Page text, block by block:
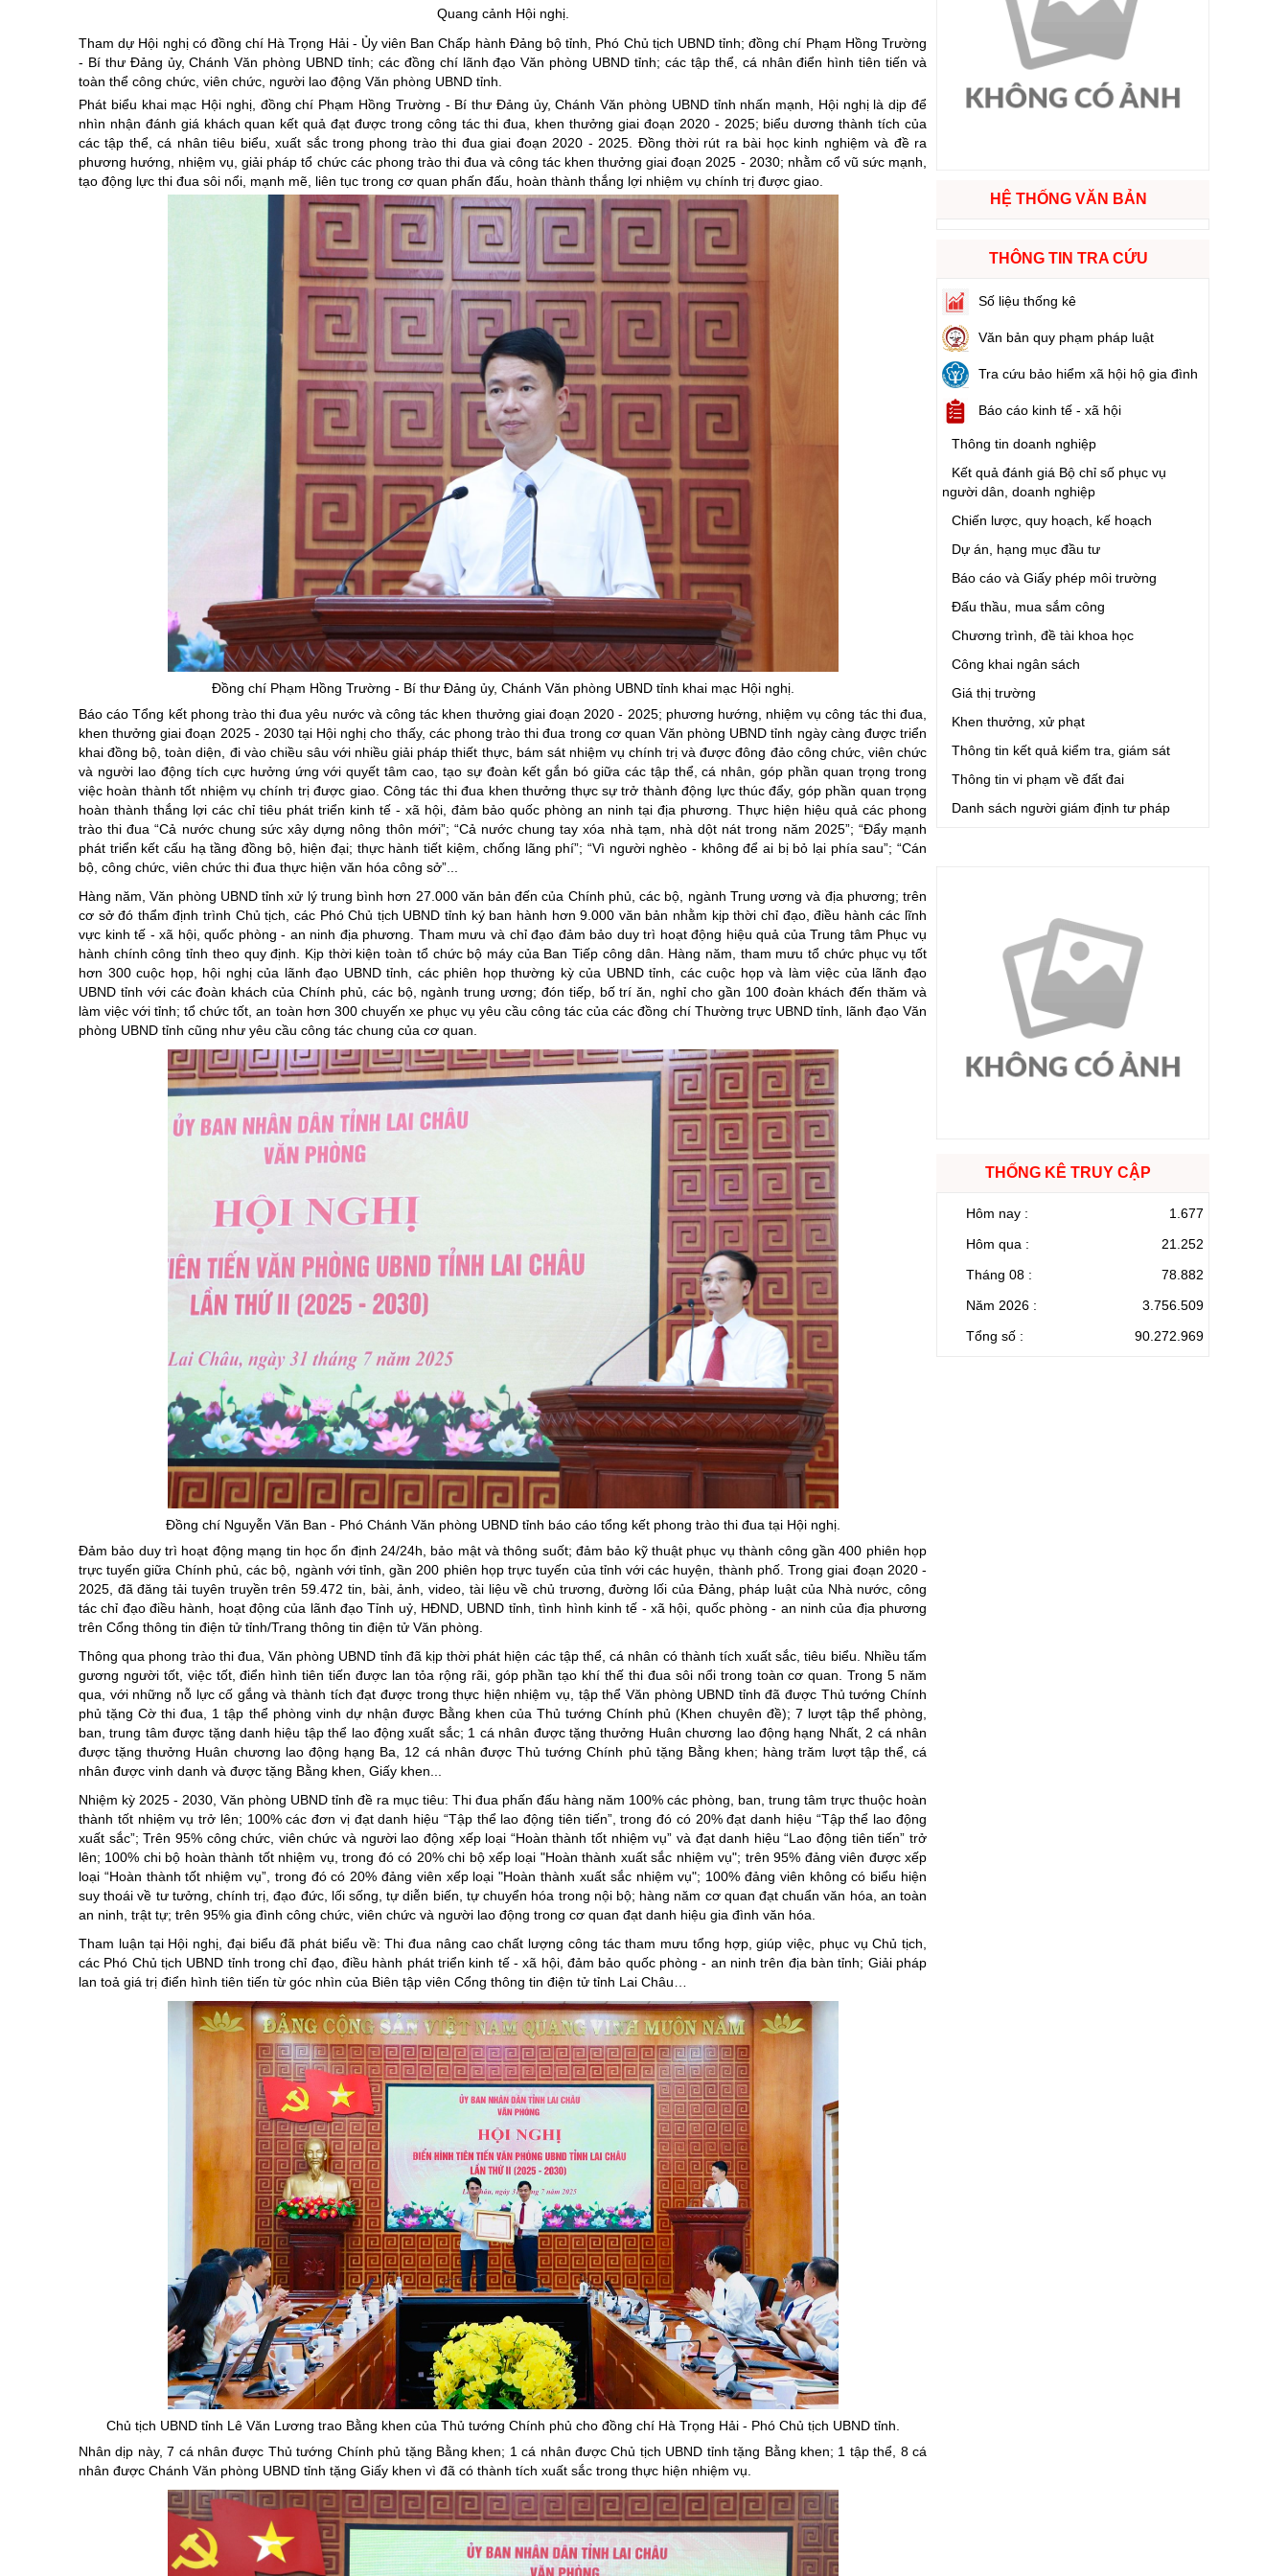
Chuyên đề tổng hợp
Đưa nghị quyết của Đảng vào cuộc sống
Bầu cử đại biểu Quốc hội khóa XVI và đại biểu Hội đồng nhân dân các cấp nhiệm kỳ 2026 - 2031
Đại hội Đảng các cấp
Gia đình hạnh phúc bền vững
An toàn thông tin
Thông tin biên giới
Người Việt Nam ưu tiên dùng hàng Việt Nam
Điểm báo
Phóng sự ảnh
Chuyên mục khác
Quang cảnh Hội nghị.
Tham dự Hội nghị có đồng chí Hà Trọng Hải - Ủy viên Ban Chấp hành Đảng bộ tỉnh, Phó Chủ tịch UBND tỉnh; đồng chí Phạm Hồng Trường
- Bí thư Đảng ủy, Chánh Văn phòng UBND tỉnh; các đồng chí lãnh đạo Văn phòng UBND tỉnh; các tập thể, cá nhân điển hình tiên tiến và
toàn thể công chức, viên chức, người lao động Văn phòng UBND tỉnh.
Phát biểu khai mạc Hội nghị, đồng chí Phạm Hồng Trường - Bí thư Đảng ủy, Chánh Văn phòng UBND tỉnh nhấn mạnh, Hội nghị là dịp để
nhìn nhận đánh giá khách quan kết quả đạt được trong công tác thi đua, khen thưởng giai đoạn 2020 - 2025; biểu dương thành tích của
các tập thể, cá nhân tiêu biểu, xuất sắc trong phong trào thi đua giai đoạn 2020 - 2025. Đồng thời rút ra bài học kinh nghiệm và đề ra
phương hướng, nhiệm vụ, giải pháp tổ chức các phong trào thi đua và công tác khen thưởng giai đoạn 2025 - 2030; nhằm cổ vũ sức mạnh,
tạo động lực thi đua sôi nổi, mạnh mẽ, liên tục trong cơ quan phấn đấu, hoàn thành thắng lợi nhiệm vụ chính trị được giao.
Đồng chí Phạm Hồng Trường - Bí thư Đảng ủy, Chánh Văn phòng UBND tỉnh khai mạc Hội nghị.
Báo cáo Tổng kết phong trào thi đua yêu nước và công tác khen thưởng giai đoạn 2020 - 2025; phương hướng, nhiệm vụ công tác thi đua,
khen thưởng giai đoạn 2025 - 2030 tại Hội nghị cho thấy, các phong trào thi đua trong cơ quan Văn phòng UBND tỉnh ngày càng được triển
khai đồng bộ, toàn diện, đi vào chiều sâu với nhiều giải pháp thiết thực, bám sát nhiệm vụ chính trị và được đông đảo công chức, viên chức
và người lao động tích cực hưởng ứng với quyết tâm cao, tạo sự đoàn kết gắn bó giữa các tập thể, cá nhân, góp phần quan trọng trong
việc hoàn thành tốt nhiệm vụ chính trị được giao. Công tác thi đua khen thưởng thực sự trở thành động lực thúc đẩy, góp phần quan trọng
hoàn thành thắng lợi các chỉ tiêu phát triển kinh tế - xã hội, đảm bảo quốc phòng an ninh tại địa phương. Thực hiện hiệu quả các phong
trào thi đua “Cả nước chung sức xây dựng nông thôn mới”; “Cả nước chung tay xóa nhà tạm, nhà dột nát trong năm 2025”; “Đẩy mạnh
phát triển kết cấu hạ tầng đồng bộ, hiện đại; thực hành tiết kiệm, chống lãng phí”; “Vì người nghèo - không để ai bị bỏ lại phía sau”; “Cán
bộ, công chức, viên chức thi đua thực hiện văn hóa công sở”...
Hàng năm, Văn phòng UBND tỉnh xử lý trung bình hơn 27.000 văn bản đến của Chính phủ, các bộ, ngành Trung ương và địa phương; trên
cơ sở đó thẩm định trình Chủ tịch, các Phó Chủ tịch UBND tỉnh ký ban hành hơn 9.000 văn bản nhằm kịp thời chỉ đạo, điều hành các lĩnh
vực kinh tế - xã hội, quốc phòng - an ninh địa phương. Tham mưu và chỉ đạo đảm bảo duy trì hoạt động hiệu quả của Trung tâm Phục vụ
hành chính công tỉnh theo quy định. Kịp thời kiện toàn tổ chức bộ máy của Ban Tiếp công dân. Hàng năm, tham mưu tổ chức phục vụ tốt
hơn 300 cuộc họp, hội nghị của lãnh đạo UBND tỉnh, các phiên họp thường kỳ của UBND tỉnh, các cuộc họp và làm việc của lãnh đạo
UBND tỉnh với các đoàn khách của Chính phủ, các bộ, ngành trung ương; đón tiếp, bố trí ăn, nghỉ cho gần 100 đoàn khách đến thăm và
làm việc với tỉnh; tổ chức tốt, an toàn hơn 300 chuyến xe phục vụ yêu cầu công tác của các đồng chí Thường trực UBND tỉnh, lãnh đạo Văn
phòng UBND tỉnh cũng như yêu cầu công tác chung của cơ quan.
Đồng chí Nguyễn Văn Ban - Phó Chánh Văn phòng UBND tỉnh báo cáo tổng kết phong trào thi đua tại Hội nghị.
Đảm bảo duy trì hoạt động mạng tin học ổn định 24/24h, bảo mật và thông suốt; đảm bảo kỹ thuật phục vụ thành công gần 400 phiên họp
trực tuyến giữa Chính phủ, các bộ, ngành với tỉnh, gần 200 phiên họp trực tuyến của tỉnh với các huyện, thành phố. Trong giai đoạn 2020 -
2025, đã đăng tải tuyên truyền trên 59.472 tin, bài, ảnh, video, tài liệu về chủ trương, đường lối của Đảng, pháp luật của Nhà nước, công
tác chỉ đạo điều hành, hoạt động của lãnh đạo Tỉnh uỷ, HĐND, UBND tỉnh, tình hình kinh tế - xã hội, quốc phòng - an ninh của địa phương
trên Cổng thông tin điện tử tỉnh/Trang thông tin điện tử Văn phòng.
Thông qua phong trào thi đua, Văn phòng UBND tỉnh đã kịp thời phát hiện các tập thể, cá nhân có thành tích xuất sắc, tiêu biểu. Nhiều tấm
gương người tốt, việc tốt, điển hình tiên tiến được lan tỏa rộng rãi, góp phần tạo khí thế thi đua sôi nổi trong toàn cơ quan. Trong 5 năm
qua, với những nỗ lực cố gắng và thành tích đạt được trong thực hiện nhiệm vụ, tập thể Văn phòng UBND tỉnh đã được Thủ tướng Chính
phủ tặng Cờ thi đua, 1 tập thể phòng vinh dự nhận được Bằng khen của Thủ tướng Chính phủ (Khen chuyên đề); 7 lượt tập thể phòng,
ban, trung tâm được tặng danh hiệu tập thể lao động xuất sắc; 1 cá nhân được tặng thưởng Huân chương lao động hạng Nhất, 2 cá nhân
được tặng thưởng Huân chương lao động hạng Ba, 12 cá nhân được Thủ tướng Chính phủ tặng Bằng khen; hàng trăm lượt tập thể, cá
nhân được vinh danh và được tặng Bằng khen, Giấy khen...
Nhiệm kỳ 2025 - 2030, Văn phòng UBND tỉnh đề ra mục tiêu: Thi đua phấn đấu hàng năm 100% các phòng, ban, trung tâm trực thuộc hoàn
thành tốt nhiệm vụ trở lên; 100% các đơn vị đạt danh hiệu “Tập thể lao động tiên tiến”, trong đó có 20% đạt danh hiệu “Tập thể lao động
xuất sắc”; Trên 95% công chức, viên chức và người lao động xếp loại “Hoàn thành tốt nhiệm vụ” và đạt danh hiệu “Lao động tiên tiến” trở
lên; 100% chi bộ hoàn thành tốt nhiệm vụ, trong đó có 20% chi bộ xếp loại "Hoàn thành xuất sắc nhiệm vụ"; trên 95% đảng viên được xếp
loại “Hoàn thành tốt nhiệm vụ”, trong đó có 20% đảng viên xếp loại "Hoàn thành xuất sắc nhiệm vụ"; 100% đảng viên không có biểu hiện
suy thoái về tư tưởng, chính trị, đạo đức, lối sống, tự diễn biến, tự chuyển hóa trong nội bộ; hàng năm cơ quan đạt chuẩn văn hóa, an toàn
an ninh, trật tự; trên 95% gia đình công chức, viên chức và người lao động trong cơ quan đạt danh hiệu gia đình văn hóa.
Tham luận tại Hội nghị, đại biểu đã phát biểu về: Thi đua nâng cao chất lượng công tác tham mưu tổng hợp, giúp việc, phục vụ Chủ tịch,
các Phó Chủ tịch UBND tỉnh trong chỉ đạo, điều hành phát triển kinh tế - xã hội, đảm bảo quốc phòng - an ninh trên địa bàn tỉnh; Giải pháp
lan toả giá trị điển hình tiên tiến từ góc nhìn của Biên tập viên Cổng thông tin điện tử tỉnh Lai Châu…
Chủ tịch UBND tỉnh Lê Văn Lương trao Bằng khen của Thủ tướng Chính phủ cho đồng chí Hà Trọng Hải - Phó Chủ tịch UBND tỉnh.
Nhân dịp này, 7 cá nhân được Thủ tướng Chính phủ tặng Bằng khen; 1 cá nhân được Chủ tịch UBND tỉnh tặng Bằng khen; 1 tập thể, 8 cá
nhân được Chánh Văn phòng UBND tỉnh tặng Giấy khen vì đã có thành tích xuất sắc trong thực hiện nhiệm vụ.
HỆ THỐNG VĂN BẢN
THÔNG TIN TRA CỨU
Số liệu thống kê
Văn bản quy phạm pháp luật
Tra cứu bảo hiểm xã hội hộ gia đình
Báo cáo kinh tế - xã hội
Thông tin doanh nghiệp
Kết quả đánh giá Bộ chỉ số phục vụ
người dân, doanh nghiệp
Chiến lược, quy hoạch, kế hoạch
Dự án, hạng mục đầu tư
Báo cáo và Giấy phép môi trường
Đấu thầu, mua sắm công
Chương trình, đề tài khoa học
Công khai ngân sách
Giá thị trường
Khen thưởng, xử phạt
Thông tin kết quả kiểm tra, giám sát
Thông tin vi phạm về đất đai
Danh sách người giám định tư pháp
THỐNG KÊ TRUY CẬP
Hôm nay :
1.677
Hôm qua :
21.252
Tháng 08 :
78.882
Năm 2026 :
3.756.509
Tổng số :
90.272.969